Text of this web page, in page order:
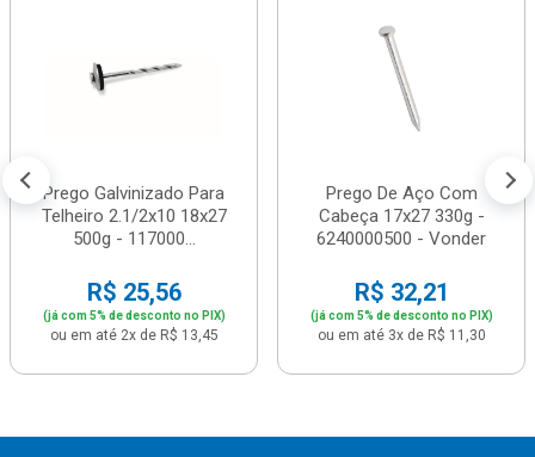
Prego Galvinizado Para
Telheiro 2.1/2x10 18x27
500g - 117000...
R$ 25,56
(já com 5% de desconto no PIX)
ou em até 2x de R$ 13,45
Prego De Aço Com
Cabeça 17x27 330g -
6240000500 - Vonder
R$ 32,21
(já com 5% de desconto no PIX)
ou em até 3x de R$ 11,30